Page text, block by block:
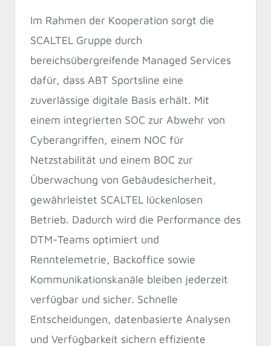
Im Rahmen der Kooperation sorgt die
SCALTEL Gruppe durch
bereichsübergreifende Managed Services
dafür, dass ABT Sportsline eine
zuverlässige digitale Basis erhält. Mit
einem integrierten SOC zur Abwehr von
Cyberangriffen, einem NOC für
Netzstabilität und einem BOC zur
Überwachung von Gebäudesicherheit,
gewährleistet SCALTEL lückenlosen
Betrieb. Dadurch wird die Performance des
DTM-Teams optimiert und
Renntelemetrie, Backoffice sowie
Kommunikationskanäle bleiben jederzeit
verfügbar und sicher. Schnelle
Entscheidungen, datenbasierte Analysen
und Verfügbarkeit sichern effiziente